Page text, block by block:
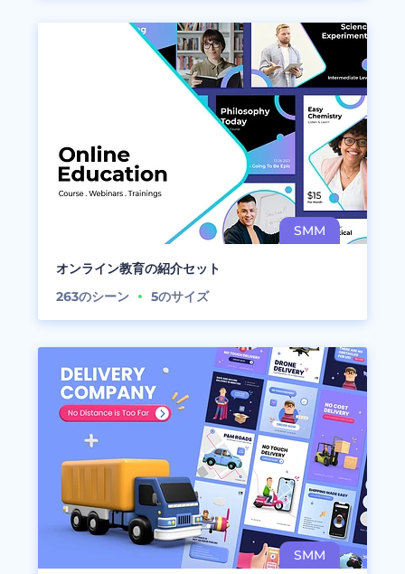
オンライン教育の紹介セット
263のシーン 5のサイズ